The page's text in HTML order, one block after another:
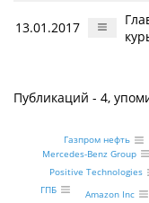
13.01.2017
Публикаций - 4,
Amazon Inc
Positive Technologies
ГПБ
Mercedes-Benz Group
Газпром нефть